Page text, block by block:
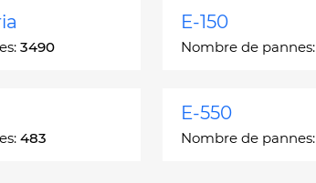
3490
E-150
Nombre de pannes:
483
E-550
Nombre de pannes: